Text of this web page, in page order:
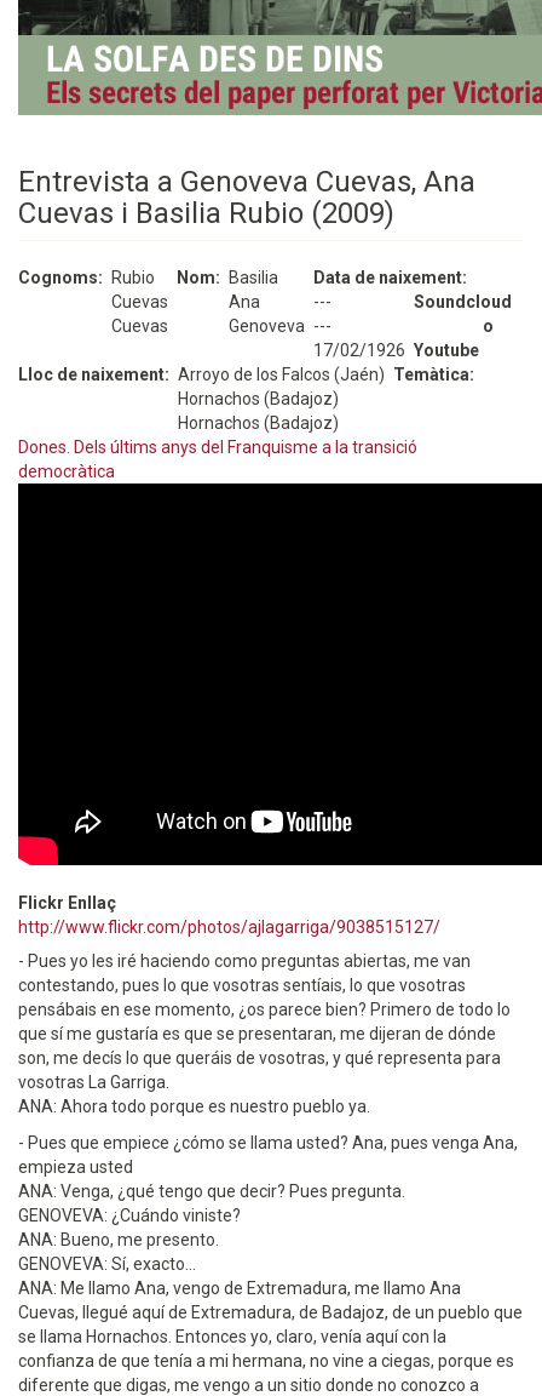
Entrevista a Genoveva Cuevas, Ana
Cuevas i Basilia Rubio (2009)
Cognoms
Rubio
Cuevas
Cuevas
Nom
Basilia
Ana
Genoveva
Data de naixement
---
---
17/02/1926
Lloc de naixement
Arroyo de los Falcos (Jaén)
Hornachos (Badajoz)
Hornachos (Badajoz)
Temàtica
Dones. Dels últims anys del Franquisme a la transició
democràtica
Soundcloud
o
Youtube
Flickr Enllaç
http://www.flickr.com/photos/ajlagarriga/9038515127/
- Pues yo les iré haciendo como preguntas abiertas, me van
contestando, pues lo que vosotras sentíais, lo que vosotras
pensábais en ese momento, ¿os parece bien? Primero de todo lo
que sí me gustaría es que se presentaran, me dijeran de dónde
son, me decís lo que queráis de vosotras, y qué representa para
vosotras La Garriga.
ANA: Ahora todo porque es nuestro pueblo ya.
- Pues que empiece ¿cómo se llama usted? Ana, pues venga Ana,
empieza usted
ANA: Venga, ¿qué tengo que decir? Pues pregunta.
GENOVEVA: ¿Cuándo viniste?
ANA: Bueno, me presento.
GENOVEVA: Sí, exacto...
ANA: Me llamo Ana, vengo de Extremadura, me llamo Ana
Cuevas, llegué aquí de Extremadura, de Badajoz, de un pueblo que
se llama Hornachos. Entonces yo, claro, venía aquí con la
confianza de que tenía a mi hermana, no vine a ciegas, porque es
diferente que digas, me vengo a un sitio donde no conozco a